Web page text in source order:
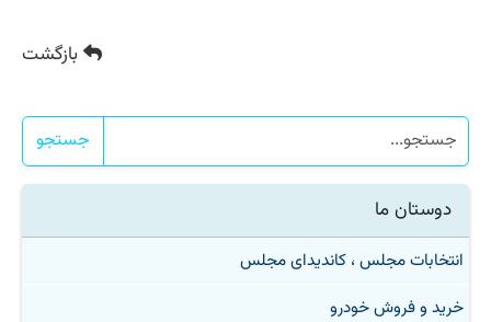
بازگشت
جستجو
دوستان ما
انتخابات مجلس ، کاندیدای مجلس
خرید و فروش خودرو